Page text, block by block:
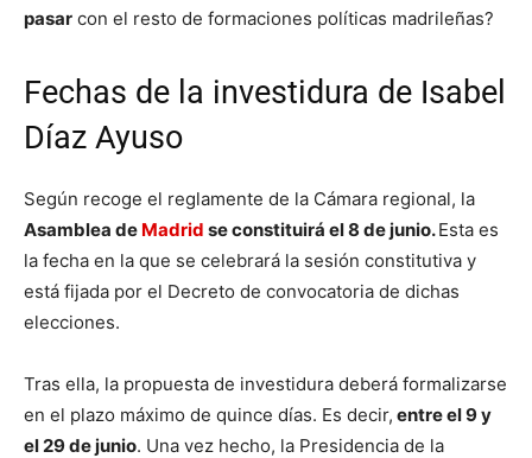
pasar con el resto de formaciones políticas madrileñas?
Fechas de la investidura de Isabel
Díaz Ayuso
Según recoge el reglamente de la Cámara regional, la
Asamblea de Madrid se constituirá el 8 de junio.Esta es
la fecha en la que se celebrará la sesión constitutiva y
está fijada por el Decreto de convocatoria de dichas
elecciones.
Tras ella, la propuesta de investidura deberá formalizarse
en el plazo máximo de quince días. Es decir, entre el 9 y
el 29 de junio. Una vez hecho, la Presidencia de la